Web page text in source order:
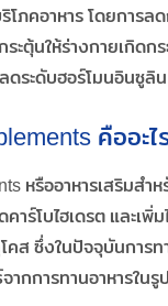
ภคอาหาร โดยการล
ะตุ้นให้ร่างกายเกิด
ดระดับฮอร์โมนอินซู
คืออะไ
หรืออาหารเสริมส
าร์โบไฮเดรต และเพิ่
ส ซึ่งในปัจจุบันการ
ากการทานอาหารใน